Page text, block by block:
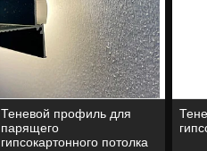
Теневой профиль для
парящего
гипсокартонного потолка